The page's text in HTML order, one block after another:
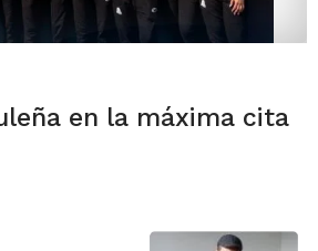
en la máxima cita